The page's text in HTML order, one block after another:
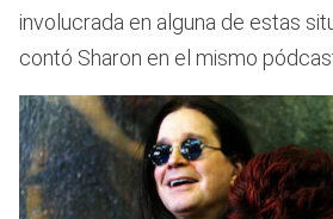
involucrada en alguna de estas
contó Sharon en el mismo